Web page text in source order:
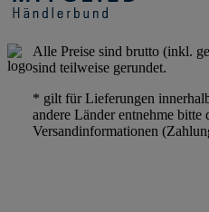
Alle Preise sind brutto (inkl.
sind teilweise gerundet.
* gilt für Lieferungen
andere Länder entnehme bitte
Versandinformationen